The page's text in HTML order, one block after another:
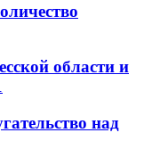
области и
над